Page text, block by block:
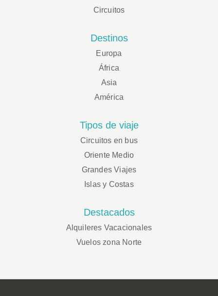
Circuitos
Destinos
Europa
África
Asia
América
Tipos de viaje
Circuitos en bus
Oriente Medio
Grandes Viajes
Islas y Costas
Destacados
Alquileres Vacacionales
Vuelos zona Norte